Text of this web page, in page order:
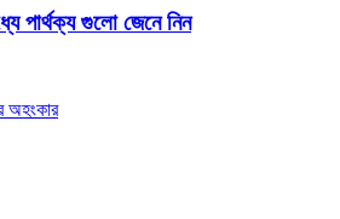
গুলো জেনে নিন